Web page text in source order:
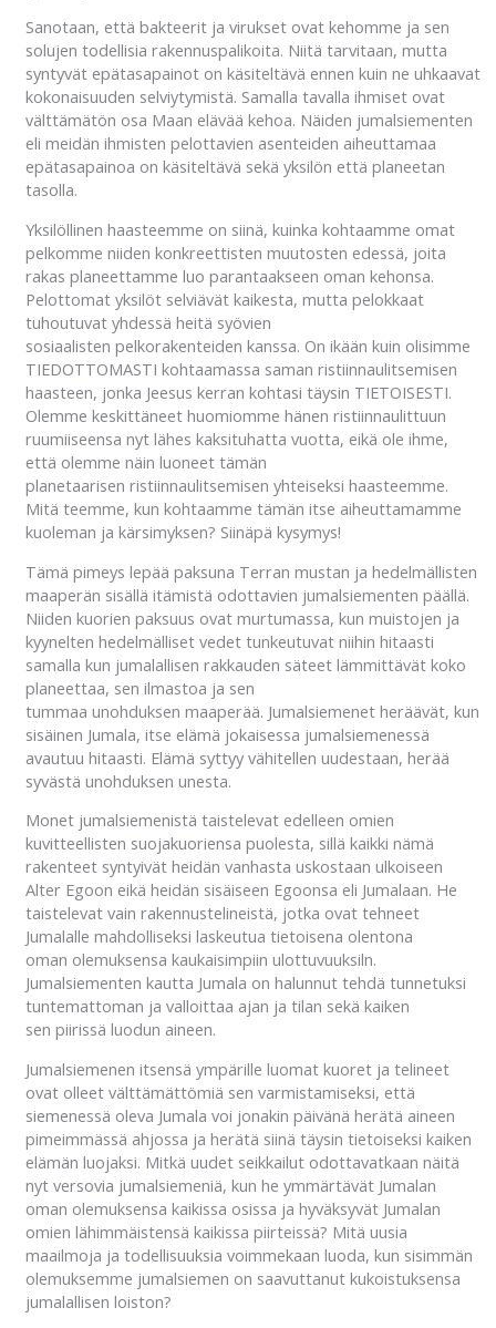
Sanotaan, että bakteerit ja virukset ovat kehomme ja sen
solujen todellisia rakennuspalikoita. Niitä tarvitaan, mutta
syntyvät epätasapainot on käsiteltävä ennen kuin ne uhkaavat
kokonaisuuden selviytymistä. Samalla tavalla ihmiset ovat
välttämätön osa Maan elävää kehoa. Näiden jumalsiementen
eli meidän ihmisten pelottavien asenteiden aiheuttamaa
epätasapainoa on käsiteltävä sekä yksilön että planeetan
tasolla.
Yksilöllinen haasteemme on siinä, kuinka kohtaamme omat
pelkomme niiden konkreettisten muutosten edessä, joita
rakas planeettamme luo parantaakseen oman kehonsa.
Pelottomat yksilöt selviävät kaikesta, mutta pelokkaat
tuhoutuvat yhdessä heitä syövien
sosiaalisten pelkorakenteiden kanssa. On ikään kuin olisimme
TIEDOTTOMASTI kohtaamassa saman ristiinnaulitsemisen
haasteen, jonka Jeesus kerran kohtasi täysin TIETOISESTI.
Olemme keskittäneet huomiomme hänen ristiinnaulittuun
ruumiiseensa nyt lähes kaksituhatta vuotta, eikä ole ihme,
että olemme näin luoneet tämän
planetaarisen ristiinnaulitsemisen yhteiseksi haasteemme.
Mitä teemme, kun kohtaamme tämän itse aiheuttamamme
kuoleman ja kärsimyksen? Siinäpä kysymys!
Tämä pimeys lepää paksuna Terran mustan ja hedelmällisten
maaperän sisällä itämistä odottavien jumalsiementen päällä.
Niiden kuorien paksuus ovat murtumassa, kun muistojen ja
kyynelten hedelmälliset vedet tunkeutuvat niihin hitaasti
samalla kun jumalallisen rakkauden säteet lämmittävät koko
planeettaa, sen ilmastoa ja sen
tummaa unohduksen maaperää. Jumalsiemenet heräävät, kun
sisäinen Jumala, itse elämä jokaisessa jumalsiemenessä
avautuu hitaasti. Elämä syttyy vähitellen uudestaan, herää
syvästä unohduksen unesta.
Monet jumalsiemenistä taistelevat edelleen omien
kuvitteellisten suojakuoriensa puolesta, sillä kaikki nämä
rakenteet syntyivät heidän vanhasta uskostaan ulkoiseen
Alter Egoon eikä heidän sisäiseen Egoonsa eli Jumalaan. He
taistelevat vain rakennustelineistä, jotka ovat tehneet
Jumalalle mahdolliseksi laskeutua tietoisena olentona
oman olemuksensa kaukaisimpiin ulottuvuuksiln.
Jumalsiementen kautta Jumala on halunnut tehdä tunnetuksi
tuntemattoman ja valloittaa ajan ja tilan sekä kaiken
sen piirissä luodun aineen.
Jumalsiemenen itsensä ympärille luomat kuoret ja telineet
ovat olleet välttämättömiä sen varmistamiseksi, että
siemenessä oleva Jumala voi jonakin päivänä herätä aineen
pimeimmässä ahjossa ja herätä siinä täysin tietoiseksi kaiken
elämän luojaksi. Mitkä uudet seikkailut odottavatkaan näitä
nyt versovia jumalsiemeniä, kun he ymmärtävät Jumalan
oman olemuksensa kaikissa osissa ja hyväksyvät Jumalan
omien lähimmäistensä kaikissa piirteissä? Mitä uusia
maailmoja ja todellisuuksia voimmekaan luoda, kun sisimmän
olemuksemme jumalsiemen on saavuttanut kukoistuksensa
jumalallisen loiston?